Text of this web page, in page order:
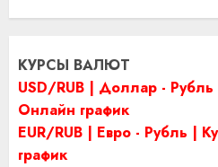
КУРСЫ ВАЛЮТ
USD/RUB | Доллар - Рубль
Онлайн график
EUR/RUB | Евро - Рубль |
график